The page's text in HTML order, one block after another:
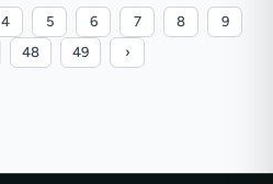
4 5 6 7 8
9
48 49 ›